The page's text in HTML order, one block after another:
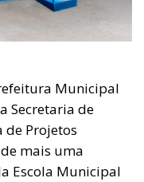
Municipal
Secretaria de
de Projetos
mais uma
Escola Municipal